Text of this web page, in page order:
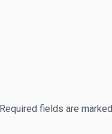
Required fields are marked